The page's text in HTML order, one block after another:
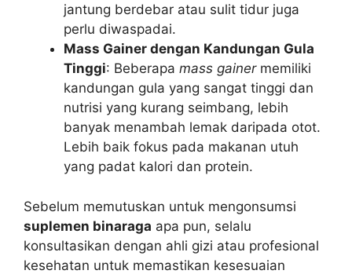
jantung berdebar atau sulit tidur juga
perlu diwaspadai.
Mass Gainer dengan Kandungan Gula
Tinggi: Beberapa mass gainermemiliki
kandungan gula yang sangat tinggi dan
nutrisi yang kurang seimbang, lebih
banyak menambah lemak daripada otot.
Lebih baik fokus pada makanan utuh
yang padat kalori dan protein.
Sebelum memutuskan untuk mengonsumsi
suplemen binaraga apa pun, selalu
konsultasikan dengan ahli gizi atau profesional
kesehatan untuk memastikan kesesuaian